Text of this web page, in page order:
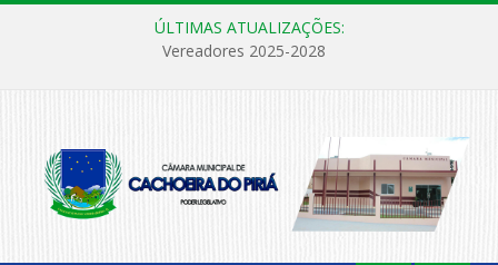
ÚLTIMAS ATUALIZAÇÕES:
Vereadores 2025-2028